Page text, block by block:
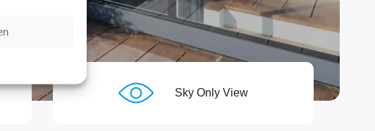
Sky Only View